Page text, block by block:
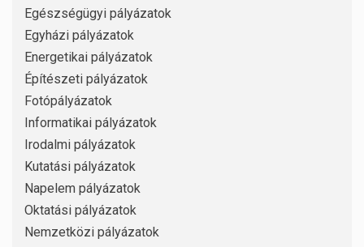
Egészségügyi pályázatok
Egyházi pályázatok
Energetikai pályázatok
Építészeti pályázatok
Fotópályázatok
Informatikai pályázatok
Irodalmi pályázatok
Kutatási pályázatok
Napelem pályázatok
Oktatási pályázatok
Nemzetközi pályázatok